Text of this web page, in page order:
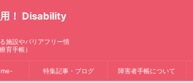
用！ Disability
施設やバリアフリー情
育手帳）
特集記事・ブログ 障害者手帳について